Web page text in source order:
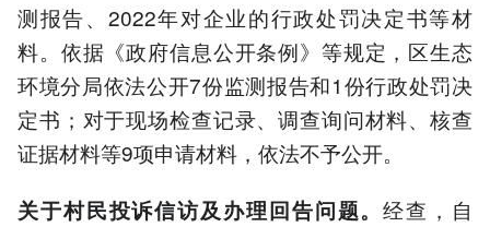
测报告、2022年对企业的行政处罚决定书等材
料。依据《政府信息公开条例》等规定，区生态
环境分局依法公开7份监测报告和1份行政处罚决
定书；对于现场检查记录、调查询问材料、核查
证据材料等9项申请材料，依法不予公开。
关于村民投诉信访及办理回告问题。经查，自